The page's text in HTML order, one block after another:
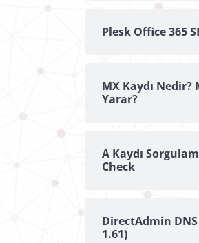
Plesk Office 365
MX Kaydı Nedir?
Yarar?
A Kaydı
Check
DirectAdmin
1.61)